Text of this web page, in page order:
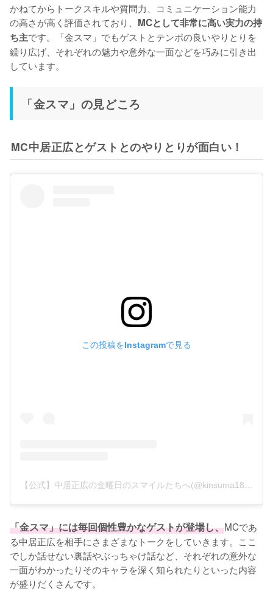
かねてからトークスキルや質問力、コミュニケーション能力
の高さが高く評価されており、 MCとして非常に高い実力の持
ち主です。「金スマ」でもゲストとテンポの良いやりとりを
繰り広げ、それぞれの魅力や意外な一面などを巧みに引き出
しています。
「金スマ」の見どころ
MC中居正広とゲストとのやりとりが面白い！
この投稿をInstagramで見る
【公式】中居正広の金曜日のスマイルたちへ(@kinsuma18_tbs)がシェアした投稿
「金スマ」には毎回個性豊かなゲストが登場し、MCであ
る中居正広を相手にさまざまなトークをしていきます。ここ
でしか話せない裏話やぶっちゃけ話など、それぞれの意外な
一面がわかったりそのキャラを深く知られたりといった内容
が盛りだくさんです。